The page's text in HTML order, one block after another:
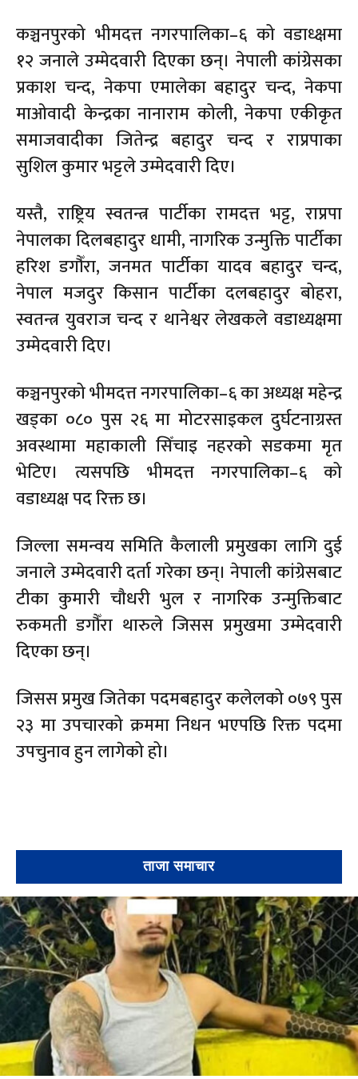
कञ्चनपुरको भीमदत्त नगरपालिका–६ को वडाध्क्षमा
१२ जनाले उम्मेदवारी दिएका छन्। नेपाली कांग्रेसका
प्रकाश चन्द, नेकपा एमालेका बहादुर चन्द, नेकपा
माओवादी केन्द्रका नानाराम कोली, नेकपा एकीकृत
समाजवादीका जितेन्द्र बहादुर चन्द र राप्रपाका
सुशिल कुमार भट्टले उम्मेदवारी दिए।
यस्तै, राष्ट्रिय स्वतन्त्र पार्टीका रामदत्त भट्ट, राप्रपा
नेपालका दिलबहादुर धामी, नागरिक उन्मुक्ति पार्टीका
हरिश डगौँरा, जनमत पार्टीका यादव बहादुर चन्द,
नेपाल मजदुर किसान पार्टीका दलबहादुर बोहरा,
स्वतन्त्र युवराज चन्द र थानेश्वर लेखकले वडाध्यक्षमा
उम्मेदवारी दिए।
कञ्चनपुरको भीमदत्त नगरपालिका–६ का अध्यक्ष महेन्द्र
खड्का ०८० पुस २६ मा मोटरसाइकल दुर्घटनाग्रस्त
अवस्थामा महाकाली सिँचाइ नहरको सडकमा मृत
भेटिए। त्यसपछि भीमदत्त नगरपालिका–६ को
वडाध्यक्ष पद रिक्त छ।
जिल्ला समन्वय समिति कैलाली प्रमुखका लागि दुई
जनाले उम्मेदवारी दर्ता गरेका छन्। नेपाली कांग्रेसबाट
टीका कुमारी चौधरी भुल र नागरिक उन्मुक्तिबाट
रुकमती डगौँरा थारुले जिसस प्रमुखमा उम्मेदवारी
दिएका छन्।
जिसस प्रमुख जितेका पदमबहादुर कलेलको ०७९ पुस
२३ मा उपचारको क्रममा निधन भएपछि रिक्त पदमा
उपचुनाव हुन लागेको हो।
ताजा समाचार